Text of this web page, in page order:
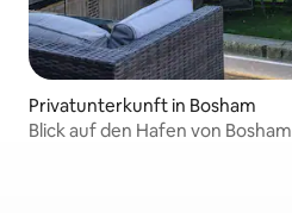
Privatunterkunft in Bosham
Blick auf den Hafen von Bosham